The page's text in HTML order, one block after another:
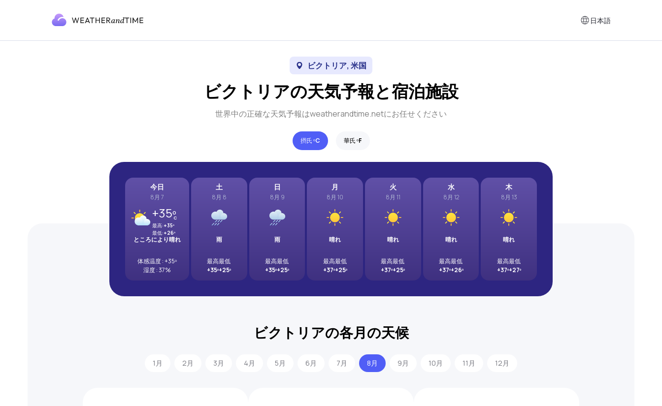
日本語
ビクトリア, 米国
ビクトリアの天気予報と宿泊施設
世界中の正確な天気予報はweatherandtime.netにお任せください
摂氏 ºC 華氏 ºF
今日
8月 7
ところにより晴れ
+35º
C
最高:+35º
最低:+26º
体感温度 : +35º
湿度 : 37%
土
8月 8
雨
最高
+35º
最低
+25º
日
8月 9
雨
最高
+35º
最低
+25º
月
8月 10
晴れ
最高
+37º
最低
+25º
火
8月 11
晴れ
最高
+37º
最低
+25º
水
8月 12
晴れ
最高
+37º
最低
+26º
木
8月 13
晴れ
最高
+37º
最低
+27º
ビクトリアの各月の天候
1月 2月 3月 4月 5月 6月 7月 8月 9月 10月 11月 12月